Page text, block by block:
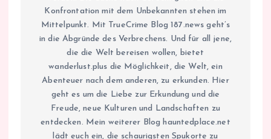
Konfrontation mit dem Unbekannten stehen im
Mittelpunkt. Mit TrueCrime Blog 187.news geht’s
in die Abgründe des Verbrechens. Und für all jene,
die die Welt bereisen wollen, bietet
wanderlust.plus die Möglichkeit, die Welt, ein
Abenteuer nach dem anderen, zu erkunden. Hier
geht es um die Liebe zur Erkundung und die
Freude, neue Kulturen und Landschaften zu
entdecken. Mein weiterer Blog hauntedplace.net
lädt euch ein, die schaurigsten Spukorte zu